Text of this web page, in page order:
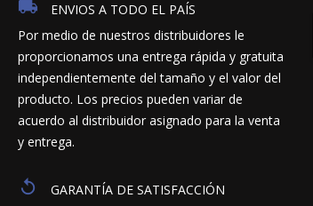
ENVIOS A TODO EL PAÍS
Por medio de nuestros distribuidores le
proporcionamos una entrega rápida y gratuita
independientemente del tamaño y el valor del
producto. Los precios pueden variar de
acuerdo al distribuidor asignado para la venta
y entrega.
GARANTÍA DE SATISFACCIÓN